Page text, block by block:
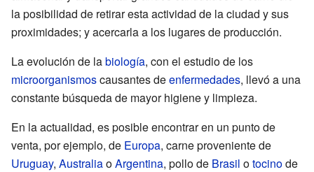
la posibilidad de retirar esta actividad de la ciudad y sus
proximidades; y acercarla a los lugares de producción.
La evolución de labiología, con el estudio de los
microorganismoscausantes deenfermedades, llevó a una
constante búsqueda de mayor higiene y limpieza.
En la actualidad, es posible encontrar en un punto de
venta, por ejemplo, de Europa, carne proveniente de
Uruguay, AustraliaoArgentina, pollo de Brasil otocinode